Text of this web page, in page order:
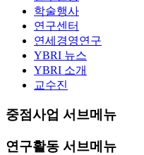
학술행사
연구센터
연세경영연구
YBRI 뉴스
YBRI 소개
교수진
중점사업 서브메뉴
연구활동 서브메뉴